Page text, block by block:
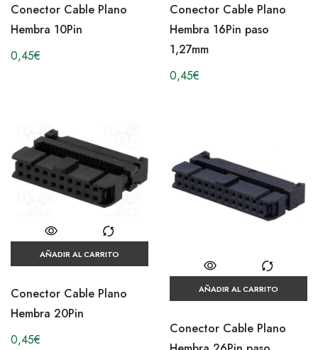
Conector Cable Plano
Hembra 10Pin
0,45€
Conector Cable Plano
Hembra 16Pin paso
1,27mm
0,45€
AÑADIR AL CARRITO
Conector Cable Plano
Hembra 20Pin
0,45€
AÑADIR AL CARRITO
Conector Cable Plano